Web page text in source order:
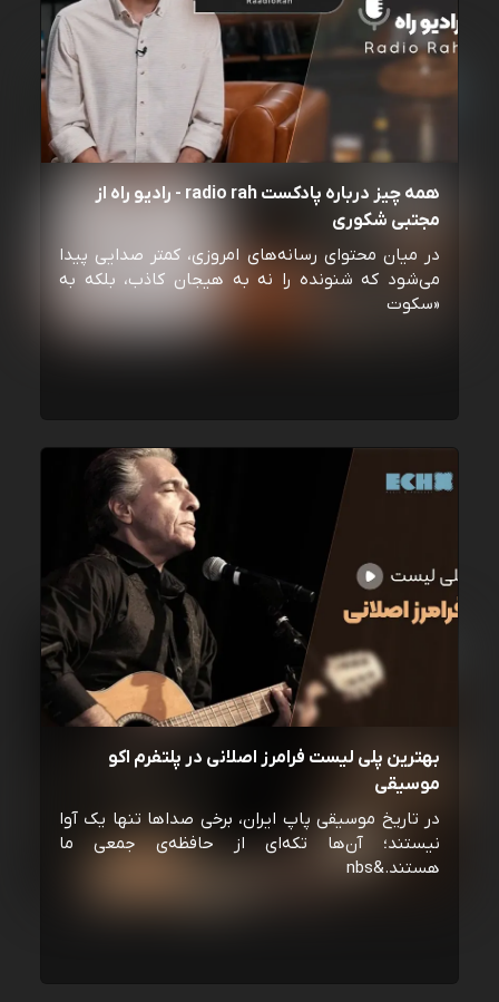
همه چیز درباره پادکست radio rah - رادیو راه از
مجتبی شکوری
در میان محتوای رسانه‌های امروزی، کمتر صدایی پیدا
می‌شود که شنونده را نه به هیجان کاذب، بلکه به
«سکوت
بهترین پلی لیست فرامرز اصلانی در پلتفرم اکو
موسیقی
در تاریخ موسیقی پاپ ایران، برخی صداها تنها یک آوا
نیستند؛ آن‌ها تکه‌ای از حافظه‌ی جمعی ما
هستند.&nbs